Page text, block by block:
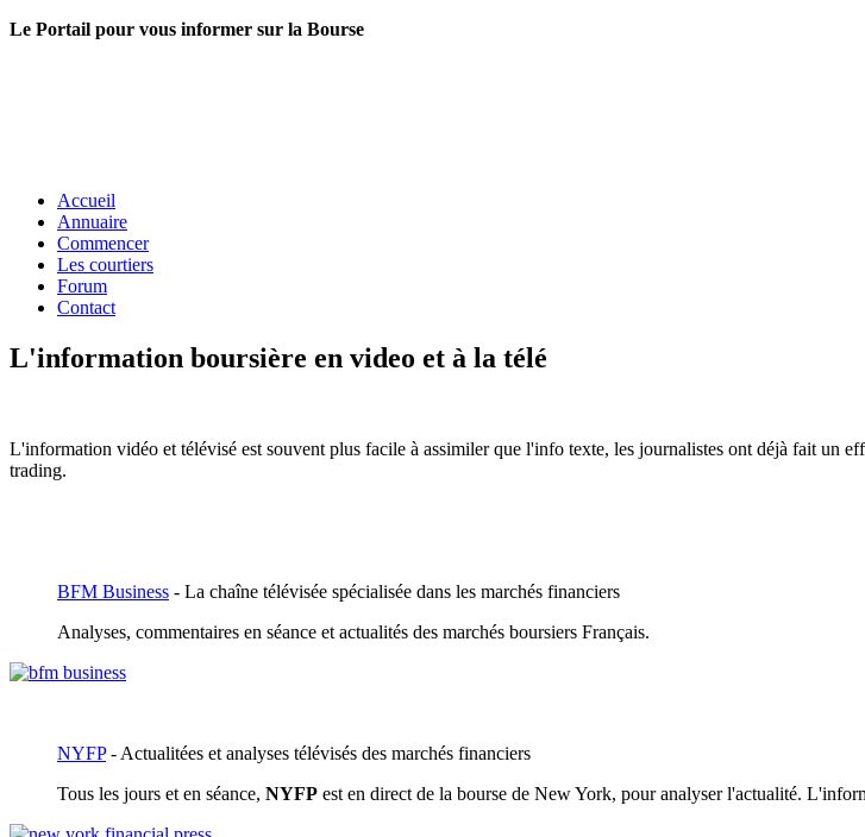
Le Portail pour vous informer sur la Bourse
Accueil
Annuaire
Commencer
Les courtiers
Forum
Contact
L'information boursière en video et à la télé
L'information vidéo et télévisé est souvent plus facile à assimiler que l'info texte, les journalistes ont déjà fait un
trading.
BFM Business - La chaîne télévisée spécialisée dans les marchés financiers
Analyses, commentaires en séance et actualités des marchés boursiers Français.
NYFP- Actualitées et analyses télévisés des marchés financiers
Tous les jours et en séance, NYFP est en direct de la bourse de New York, pour analyser l'actualité.